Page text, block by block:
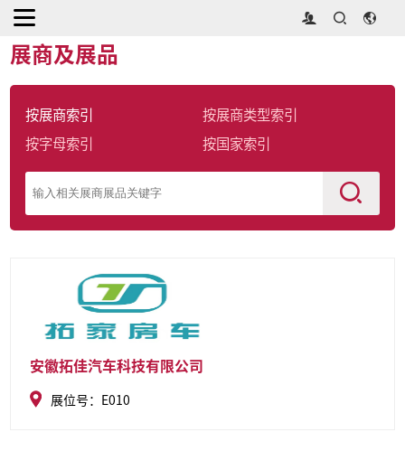
首页
展商及展品
按展商索引
按展商类型索引
按字母索引
按国家索引
安徽拓佳汽车科技有限公司
展位号：E010